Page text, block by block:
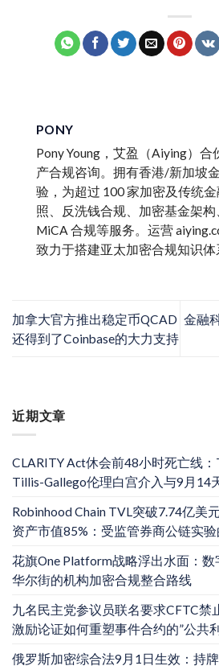
近期文章
CLARITY Act休会前48小时死亡线：
Tillis-Gallego伦理白宫介入与9月14
Robinhood Chain TVL突破7.74亿美
资产市值85%：受监管券商公链实
花旗One Platform战略浮出水面：
华尔街的机构加密合规整合路线
九名民主党参议员联名要求CFTC禁
激励论证如何重塑事件合约的”公共
俄罗斯加密综合法9月1日生效：持
PONY
Pony Young，艾盈（Aiying）
产合规咨询。拥有香港/新加坡
验，为超过 100 家加密及传统
照、反洗钱合规、加密基金架构
MiCA 合规等服务。运营
致力于搭建亚太加密合规知识体
加拿大官方推出稳定币QCAD
还得到了Coinbase的大力支持
金融